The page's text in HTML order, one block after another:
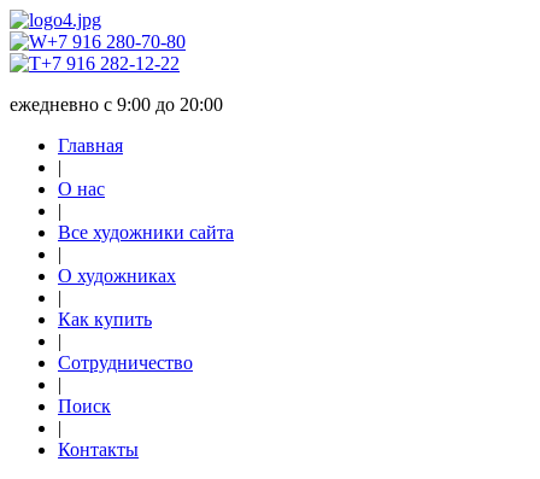
+7 916 280-70-80
+7 916 282-12-22
ежедневно с 9:00 до 20:00
Главная
|
О нас
|
Все художники сайта
|
О художниках
|
Как купить
|
Сотрудничество
|
Поиск
|
Контакты